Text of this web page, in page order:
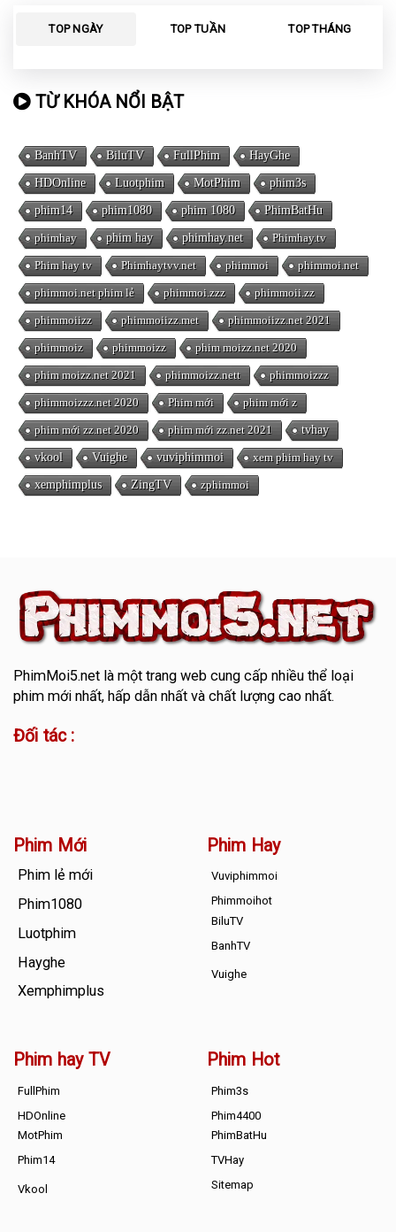
TOP NGÀY TOP TUẦN TOP THÁNG
TỪ KHÓA NỔI BẬT
BanhTV BiluTV FullPhim HayGhe
HDOnline Luotphim MotPhim phim3s
phim14 phim1080 phim 1080 PhimBatHu
phimhay phim hay phimhay.net Phimhay.tv
Phim hay tv Phimhaytvv.net phimmoi phimmoi.net
phimmoi.net phim lẻ phimmoi.zzz phimmoii.zz
phimmoiizz phimmoiizz.met phimmoiizz.net 2021
phimmoiz phimmoizz phim moizz.net 2020
phim moizz.net 2021 phimmoizz.nett phimmoizzz
phimmoizzz.net 2020 Phim mới phim mới z
phim mới zz.net 2020 phim mới zz.net 2021 tvhay
vkool Vuighe vuviphimmoi xem phim hay tv
xemphimplus ZingTV zphimmoi
PhimMoi5.netlà một trang web cung cấp nhiều thể loại
phim mới nhất, hấp dẫn nhất và chất lượng cao nhất.
Đối tác :
Phim Mới
Phim lẻ mới
Phim1080
Luotphim
Hayghe
Xemphimplus
Phim Hay
Vuviphimmoi
Phimmoihot
BiluTV
BanhTV
Vuighe
Phim hay TV
FullPhim
HDOnline
MotPhim
Phim14
Vkool
Phim Hot
Phim3s
Phim4400
PhimBatHu
TVHay
Sitemap